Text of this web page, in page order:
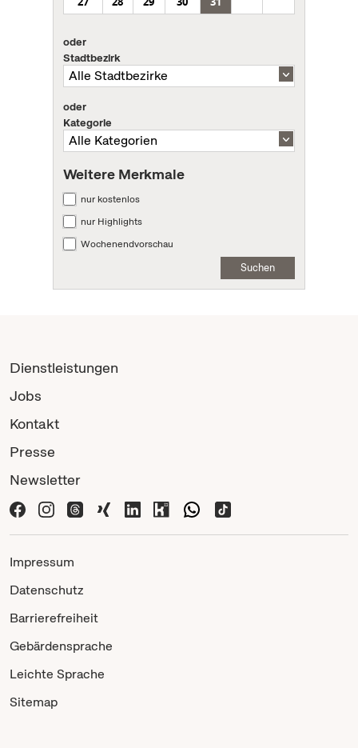
oder
Stadtbezirk
oder
Kategorie
Weitere Merkmale
nur kostenlos
nur Highlights
Wochenendvorschau
Suchen
Dienstleistungen
Jobs
Kontakt
Presse
Newsletter
Impressum
Datenschutz
Barrierefreiheit
Gebärdensprache
Leichte Sprache
Sitemap